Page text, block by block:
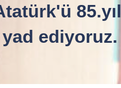
85.yıl
ediyoruz.